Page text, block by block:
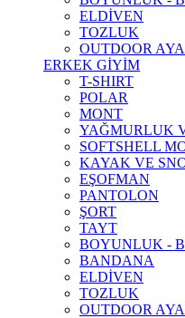
ELDİVEN
TOZLUK
OUTDOOR
ERKEK GİYİM
T-SHIRT
POLAR
MONT
YAĞMURLUK
SOFTSHELL
KAYAK VE
EŞOFMAN
PANTOLON
ŞORT
TAYT
BOYUNLUK -
BANDANA
ELDİVEN
TOZLUK
OUTDOOR